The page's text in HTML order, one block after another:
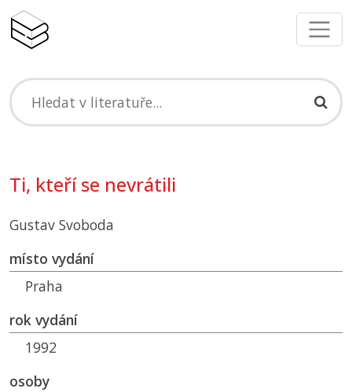
Ti, kteří se nevrátili
Gustav Svoboda
místo vydání
Praha
rok vydání
1992
osoby